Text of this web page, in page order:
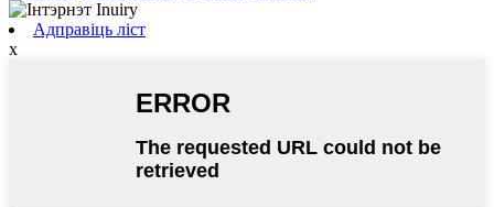
Адправіць ліст
x